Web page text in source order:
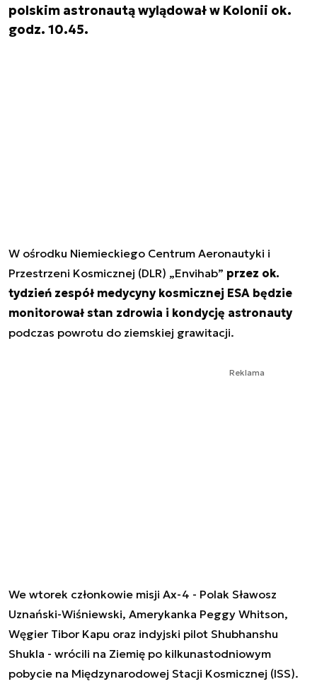
polskim astronautą wylądował w Kolonii ok.
godz. 10.45.
W ośrodku Niemieckiego Centrum Aeronautyki i
Przestrzeni Kosmicznej (DLR) „Envihab” przez ok.
tydzień zespół medycyny kosmicznej ESA będzie
monitorował stan zdrowia i kondycję astronauty
podczas powrotu do ziemskiej grawitacji.
Reklama
We wtorek członkowie misji Ax-4 - Polak Sławosz
Uznański-Wiśniewski, Amerykanka Peggy Whitson,
Węgier Tibor Kapu oraz indyjski pilot Shubhanshu
Shukla - wrócili na Ziemię po kilkunastodniowym
pobycie na Międzynarodowej Stacji Kosmicznej (ISS).